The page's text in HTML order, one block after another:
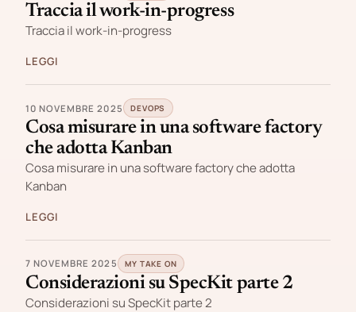
Traccia il work-in-progress
Traccia il work-in-progress
LEGGI
10 NOVEMBRE 2025 DEVOPS
Cosa misurare in una software factory
che adotta Kanban
Cosa misurare in una software factory che adotta
Kanban
LEGGI
7 NOVEMBRE 2025 MY TAKE ON
Considerazioni su SpecKit parte 2
Considerazioni su SpecKit parte 2